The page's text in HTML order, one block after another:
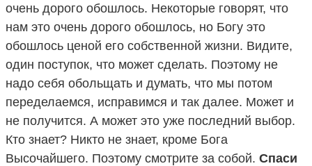
очень дорого обошлось. Некоторые говорят, что
нам это очень дорого обошлось, но Богу это
обошлось ценой его собственной жизни. Видите,
один поступок, что может сделать. Поэтому не
надо себя обольщать и думать, что мы потом
переделаемся, исправимся и так далее. Может и
не получится. А может это уже последний выбор.
Кто знает? Никто не знает, кроме Бога
Высочайшего. Поэтому смотрите за собой. Спаси